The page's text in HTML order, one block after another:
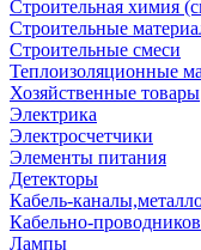
Строительная химия
Строительные
Строительные смеси
Теплоизоляционные
Хозяйственные товары
Электрика
Электросчетчики
Элементы питания
Детекторы
Кабель-
Кабельно-
Лампы